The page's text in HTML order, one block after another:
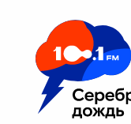
Москва 100.1 FM